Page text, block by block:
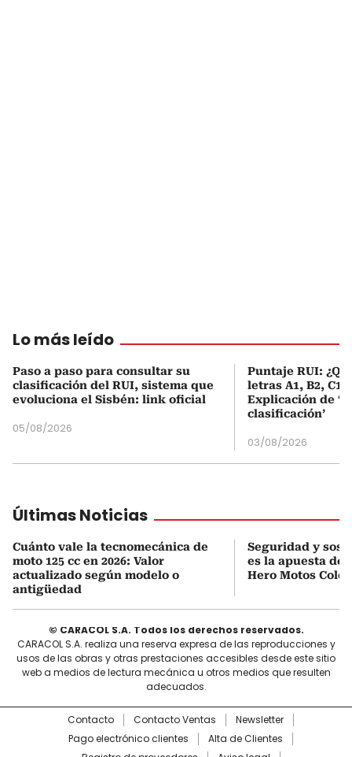
Lo más leído
Paso a paso para consultar su
clasificación del RUI, sistema que
evoluciona el Sisbén: link oficial
05/08/2026
Puntaje RUI:
letras A1, B2, C1
Explicación de
clasificación’
03/08/2026
Últimas Noticias
Cuánto vale la tecnomecánica de
moto 125 cc en 2026: Valor
actualizado según modelo o
antigüedad
Seguridad y
es la apuesta de
Hero Motos
© CARACOL S.A. Todos los derechos reservados.
CARACOL S.A. realiza una reserva expresa de las reproducciones y
usos de las obras y otras prestaciones accesibles desde este sitio
web a medios de lectura mecánica u otros medios que resulten
adecuados.
Contacto Contacto Ventas
Newsletter
Pago electrónico clientes
Alta de Clientes